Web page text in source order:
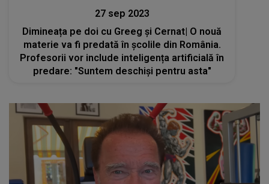
27 sep 2023
Dimineața pe doi cu Greeg și Cernat| O nouă
materie va fi predată în școlile din România.
Profesorii vor include inteligența artificială în
predare: "Suntem deschiși pentru asta"